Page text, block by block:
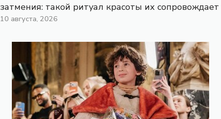
затмения: такой ритуал красоты их сопровождает
10 августа, 2026